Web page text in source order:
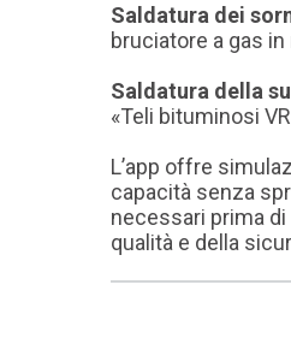
Saldatura dei
bruciatore a gas
Saldatura della
«Teli bituminosi
L’app offre
capacità senza
necessari prima
qualità e della